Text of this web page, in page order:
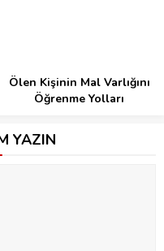
Ölen Kişinin Mal Varlığını
Öğrenme Yolları
YAZIN